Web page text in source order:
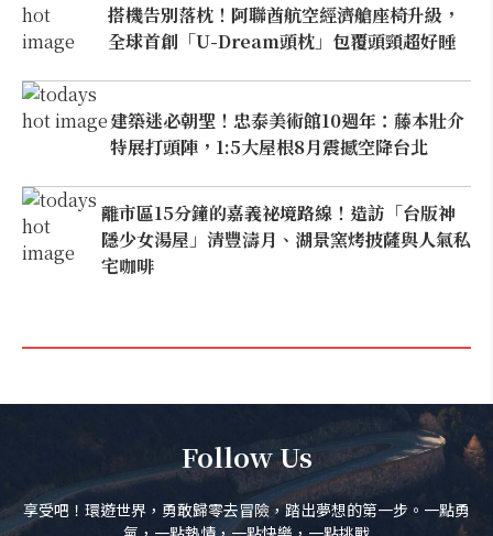
搭機告別落枕！阿聯酋航空經濟艙座椅升級，
全球首創「U-Dream頭枕」包覆頭頸超好睡
建築迷必朝聖！忠泰美術館10週年：藤本壯介
特展打頭陣，1:5大屋根8月震撼空降台北
離市區15分鐘的嘉義祕境路線！造訪「台版神
隱少女湯屋」清豐濤月、湖景窯烤披薩與人氣私
宅咖啡
Follow Us
享受吧！環遊世界，勇敢歸零去冒險，踏出夢想的第一步。一點勇